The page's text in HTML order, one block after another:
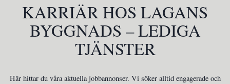
KARRIÄR HOS LAGANS
BYGGNADS – LEDIGA
TJÄNSTER
Här hittar du våra aktuella jobbannonser. Vi söker alltid engagerade och